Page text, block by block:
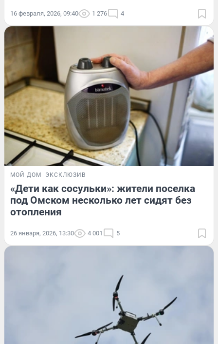
16 февраля, 2026, 09:40 1 276 4
МОЙ ДОМ ЭКСКЛЮЗИВ
«Дети как сосульки»: жители поселка
под Омском несколько лет сидят без
отопления
26 января, 2026, 13:30 4 001 5